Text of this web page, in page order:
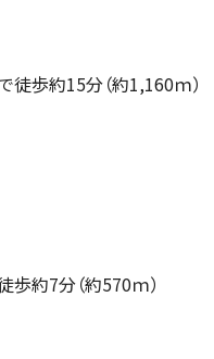
徒歩約15分（約1,160ｍ）
歩約7分（約570ｍ）